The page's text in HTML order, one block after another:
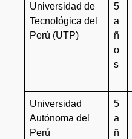
Universidad de
Tecnológica del
Perú (UTP)
5
a
ñ
o
s
Universidad
Autónoma del
Perú
5
a
ñ